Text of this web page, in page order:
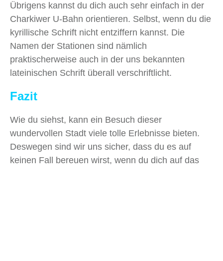
Übrigens kannst du dich auch sehr einfach in der
Charkiwer U-Bahn orientieren. Selbst, wenn du die
kyrillische Schrift nicht entziffern kannst. Die
Namen der Stationen sind nämlich
praktischerweise auch in der uns bekannten
lateinischen Schrift überall verschriftlicht.
Fazit
Wie du siehst, kann ein Besuch dieser
wundervollen Stadt viele tolle Erlebnisse bieten.
Deswegen sind wir uns sicher, dass du es auf
keinen Fall bereuen wirst, wenn du dich auf das